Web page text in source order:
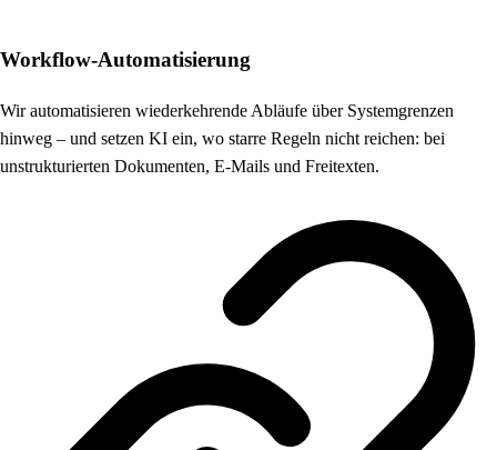
Workflow-Automatisierung
Wir automatisieren wiederkehrende Abläufe über Systemgrenzen
hinweg – und setzen KI ein, wo starre Regeln nicht reichen: bei
unstrukturierten Dokumenten, E-Mails und Freitexten.